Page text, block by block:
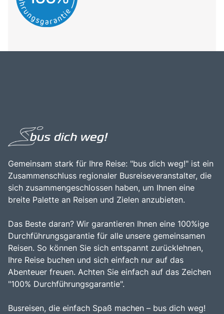
Gemeinsam stark für Ihre Reise: "bus dich weg!" ist ein
Zusammenschluss regionaler Busreiseveranstalter, die
sich zusammengeschlossen haben, um Ihnen eine
breite Palette an Reisen und Zielen anzubieten.
Das Beste daran? Wir garantieren Ihnen eine 100%ige
Durchführungsgarantie für alle unsere gemeinsamen
Reisen. So können Sie sich entspannt zurücklehnen,
Ihre Reise buchen und sich einfach nur auf das
Abenteuer freuen. Achten Sie einfach auf das Zeichen
"100% Durchführungsgarantie".
Busreisen, die einfach Spaß machen – bus dich weg!